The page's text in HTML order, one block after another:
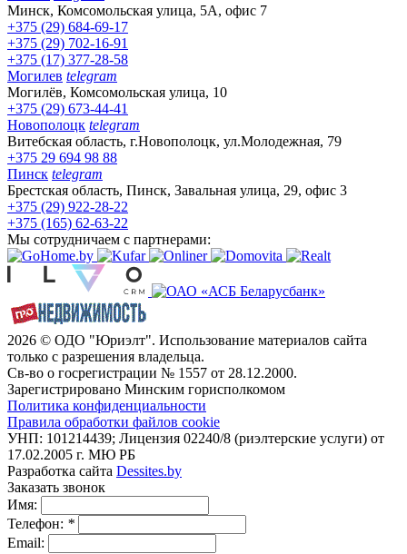
Минск, Комсомольская улица, 5А, офис 7
+375 (29) 684-69-17
+375 (29) 702-16-91
+375 (17) 377-28-58
Могилев telegram
Могилёв, Комсомольская улица, 10
+375 (29) 673-44-41
Новополоцк telegram
Витебская область, г.Новополоцк, ул.Молодежная, 79
+375 29 694 98 88
Пинск telegram
Брестская область, Пинск, Завальная улица, 29, офис 3
+375 (29) 922-28-22
+375 (165) 62-63-22
Мы сотрудничаем с партнерами:
2026 © ОДО "Юриэлт". Использование материалов сайта
только с разрешения владельца.
Св-во о госрегистрации № 1557 от 28.12.2000.
Зарегистрировано Минским горисполкомом
Политика конфиденциальности
Правила обработки файлов cookie
УНП: 101214439; Лицензия 02240/8 (риэлтерские услуги) от
17.02.2005 г. МЮ РБ
Разработка сайта Dessites.by
Заказать звонок
Имя:
Телефон: *
Email: